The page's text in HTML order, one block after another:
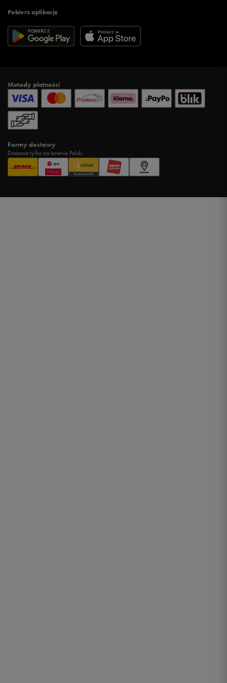
Pobierz aplikację
Metody płatności
Formy dostawy
Dostawa tylko na terenie Polski